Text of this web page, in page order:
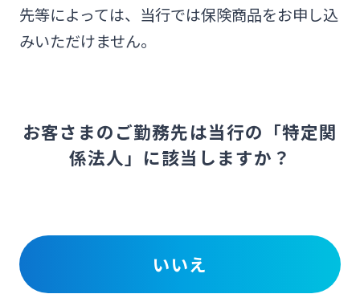
先等によっては、当行では保険商品をお申し込
みいただけません。
お客さまのご勤務先は当行の「特定関
係法人」に該当しますか？
いいえ